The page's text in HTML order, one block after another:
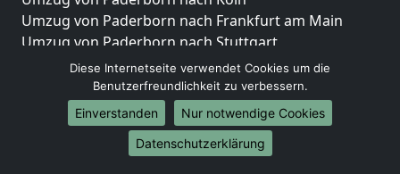
Umzug von Paderborn nach Frankfurt am Main
Umzug von Paderborn nach Stuttgart
Umzug von Paderborn nach Düsseldorf
Umzug von Paderborn nach Leipzig
Umzug von Paderborn nach Dortmund
Umzug von Paderborn nach Essen
Umzug von Paderborn nach Bremen
Diese Internetseite verwendet Cookies um die
Benutzerfreundlichkeit zu verbessern.
Einverstanden
Nur notwendige Cookies
Datenschutzerklärung